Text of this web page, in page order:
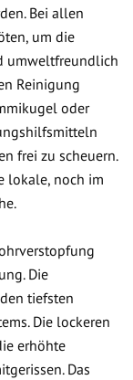
Bei allen
um die
umweltfreundlich
Reinigung
oder
frei zu scheuern.
lokale, noch im
Die
tiefsten
Die lockeren
erhöhte
Das